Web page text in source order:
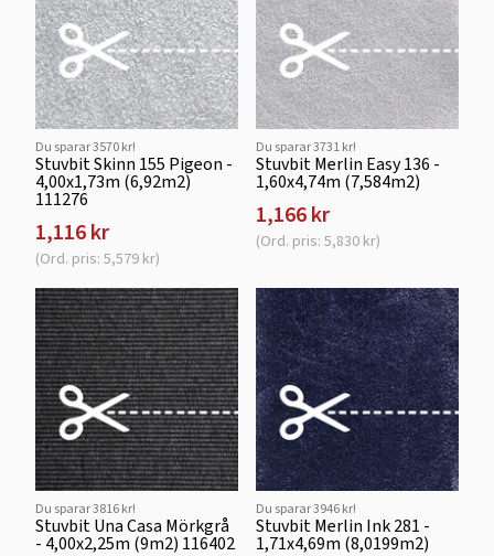
Du sparar 3570 kr!
Stuvbit Skinn 155 Pigeon -
4,00x1,73m (6,92m2)
111276
1,116 kr
(Ord. pris: 5,579 kr)
Du sparar 3731 kr!
Stuvbit Merlin Easy 136 -
1,60x4,74m (7,584m2)
1,166 kr
(Ord. pris: 5,830 kr)
Du sparar 3816 kr!
Stuvbit Una Casa Mörkgrå
- 4,00x2,25m (9m2) 116402
Du sparar 3946 kr!
Stuvbit Merlin Ink 281 -
1,71x4,69m (8,0199m2)